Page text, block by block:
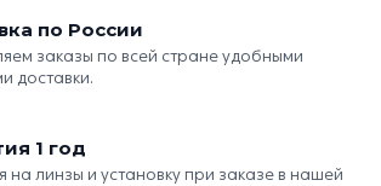
по России
заказы по всей стране удобными
доставки.
1 год
на линзы и установку при заказе в нашей